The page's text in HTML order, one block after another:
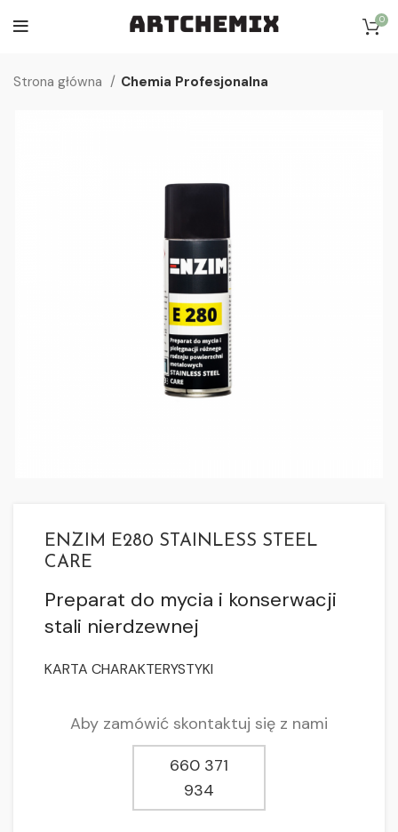
0
Strona główna Chemia Profesjonalna
ENZIM E280 STAINLESS STEEL
CARE
Preparat do mycia i konserwacji
stali nierdzewnej
KARTA CHARAKTERYSTYKI
Aby zamówić skontaktuj się z nami
660 371
934